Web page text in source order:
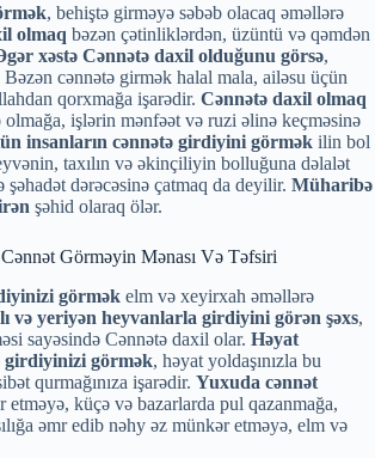
, behiştə girməyə səbəb olacaq əməllərə
olmaq bəzən çətinliklərdən, üzüntü və qəmdən
xəstə Cənnətə daxil olduğunu görsə,
cənnətə girmək halal mala, ailəsu üçün
qorxmağa işarədir. Cənnətə daxil olmaq
olmağa, işlərin mənfəət və ruzi əlinə keçməsinə
insanların cənnətə girdiyini görmək ilin bol
taxılın və əkinçiliyin bolluğuna dəlalət
şəhadət dərəcəsinə çatmaq da deyilir. Müharibə
şəhid olaraq ölər.
Görməyin Mənası Və Təfsiri
görmək elm və xeyirxah əməllərə
və yeriyən heyvanlarla girdiyini görən şəxs,
sayəsində Cənnətə daxil olar. Həyat
girdiyinizi görmək, həyat yoldaşınızla bu
qurmağınıza işarədir. Yuxuda cənnət
etməyə, küçə və bazarlarda pul qazanmağa,
əmr edib nəhy əz münkər etməyə, elm və